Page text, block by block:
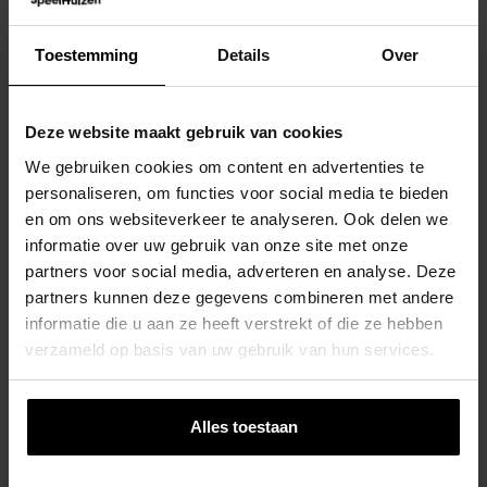
Toestemming Details Over
Deze website maakt gebruik van cookies
We gebruiken cookies om content en advertenties te
personaliseren, om functies voor social media te bieden
en om ons websiteverkeer te analyseren. Ook delen we
informatie over uw gebruik van onze site met onze
partners voor social media, adverteren en analyse. Deze
partners kunnen deze gegevens combineren met andere
informatie die u aan ze heeft verstrekt of die ze hebben
verzameld op basis van uw gebruik van hun services.
Alles toestaan